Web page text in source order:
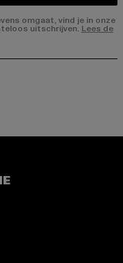
omgaat, vind je in onze
uitschrijven. Lees de